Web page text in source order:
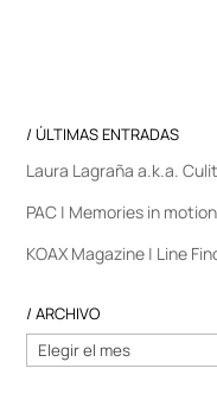
/ ÚLTIMAS ENTRADAS
Laura Lagraña a.k.a.
PAC | Memories in motion
KOAX Magazine | Line
/ ARCHIVO